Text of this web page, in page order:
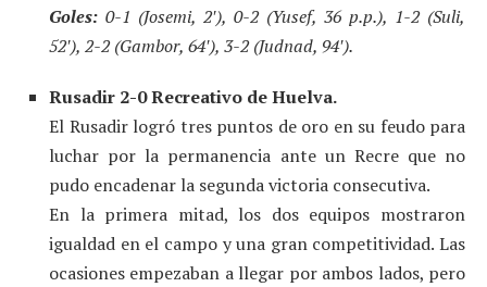
Goles: 0-1 (Josemi, 2′), 0-2 (Yusef, 36 p.p.), 1-2 (Suli,
52′), 2-2 (Gambor, 64′), 3-2 (Judnad, 94′).
Rusadir 2-0 Recreativo de Huelva.
El Rusadir logró tres puntos de oro en su feudo para
luchar por la permanencia ante un Recre que no
pudo encadenar la segunda victoria consecutiva.
En la primera mitad, los dos equipos mostraron
igualdad en el campo y una gran competitividad. Las
ocasiones empezaban a llegar por ambos lados, pero